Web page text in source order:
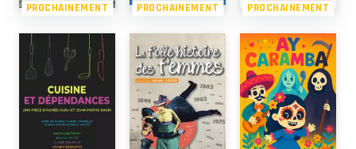
PROCHAINEMENT PROCHAINEMENT PROCHAINEMENT